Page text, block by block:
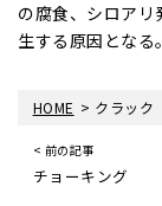
の腐食、シロア
生する原因となる。
HOME > クラック
< 前の記事
チョーキング